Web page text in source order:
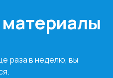
раза в неделю, вы